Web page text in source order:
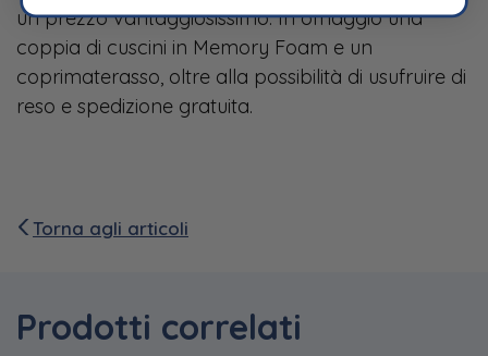
un prezzo vantaggiosissimo. In omaggio una
coppia di cuscini in Memory Foam e un
coprimaterasso, oltre alla possibilità di usufruire di
reso e spedizione gratuita.
Torna agli articoli
Prodotti correlati